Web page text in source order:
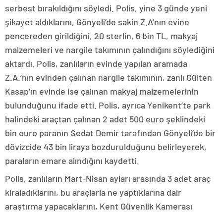
serbest bırakıldığını söyledi. Polis, yine 3 günde yeni
şikayet aldıklarını, Gönyeli’de sakin Z.A’nın evine
pencereden girildiğini, 20 sterlin, 6 bin TL, makyaj
malzemeleri ve nargile takımının çalındığını söylediğini
aktardı. Polis, zanlıların evinde yapılan aramada
Z.A.’nın evinden çalınan nargile takımının, zanlı Gülten
Kasap’ın evinde ise çalınan makyaj malzemelerinin
bulunduğunu ifade etti. Polis, ayrıca Yenikent’te park
halindeki araçtan çalınan 2 adet 500 euro şeklindeki
bin euro paranın Sedat Demir tarafından Gönyeli’de bir
dövizcide 43 bin liraya bozdurulduğunu belirleyerek,
paraların emare alındığını kaydetti.
Polis, zanlıların Mart-Nisan ayları arasında 3 adet araç
kiraladıklarını, bu araçlarla ne yaptıklarına dair
araştırma yapacaklarını, Kent Güvenlik Kamerası